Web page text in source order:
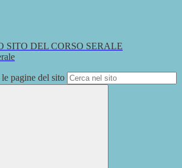
SITO DEL CORSO SERALE
pagine del sito